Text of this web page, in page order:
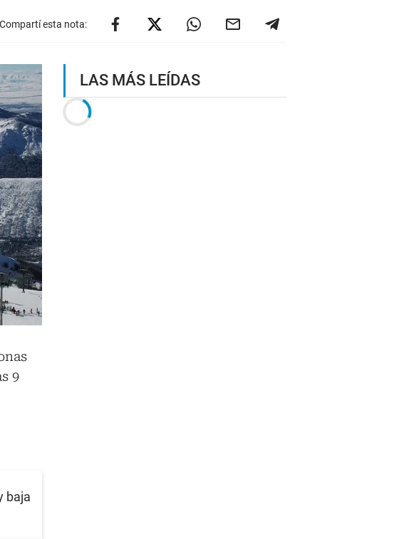
Compartí esta nota:
9
baja
LAS MÁS LEÍDAS